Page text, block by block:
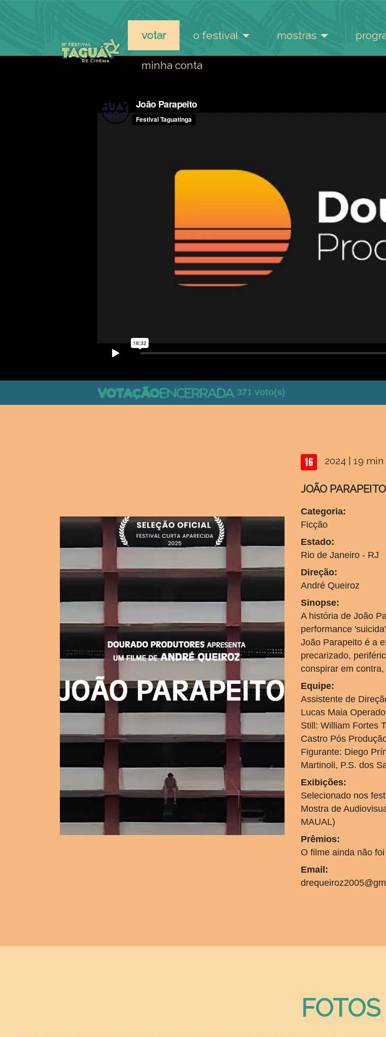
votar o festival mostras
minha conta
371 voto(s)
2024 | 19 min
JOÃO PARAPEITO
Categoria:
Ficção
Estado:
Rio de Janeiro - RJ
Direção:
André Queiroz
Sinopse:
A história de João
performance
João Parapeito é a
precarizado,
conspirar em
Equipe:
Assistente de
Lucas Maia
Still: William Fortes
Castro Pós
Figurante: Diego
Martinoli, P.S. dos
Exibições:
Selecionado nos
Mostra de
MAUAL)
Prêmios:
O filme ainda não
Email:
FOTOS